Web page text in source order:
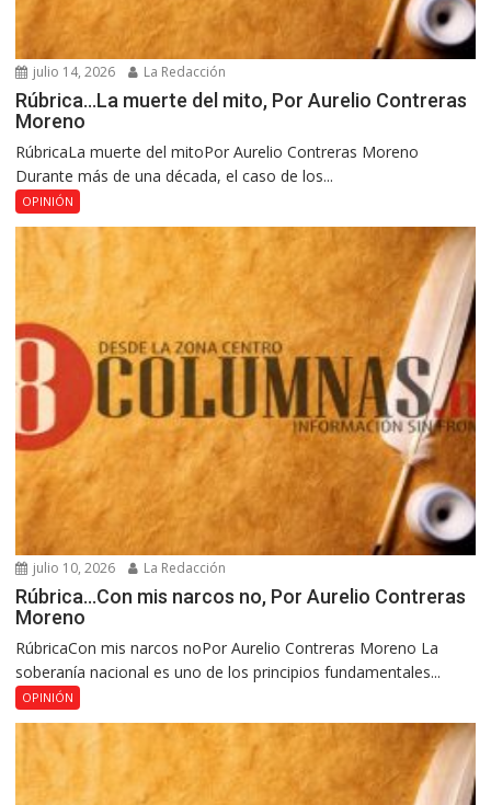
julio 14, 2026 La Redacción
Rúbrica…La muerte del mito, Por Aurelio Contreras
Moreno
RúbricaLa muerte del mitoPor Aurelio Contreras Moreno
Durante más de una década, el caso de los...
OPINIÓN
julio 10, 2026 La Redacción
Rúbrica…Con mis narcos no, Por Aurelio Contreras
Moreno
RúbricaCon mis narcos noPor Aurelio Contreras Moreno La
soberanía nacional es uno de los principios fundamentales...
OPINIÓN